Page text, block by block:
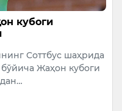
кубоги
Cоттбус шаҳрида
бўйича Жаҳон кубоги